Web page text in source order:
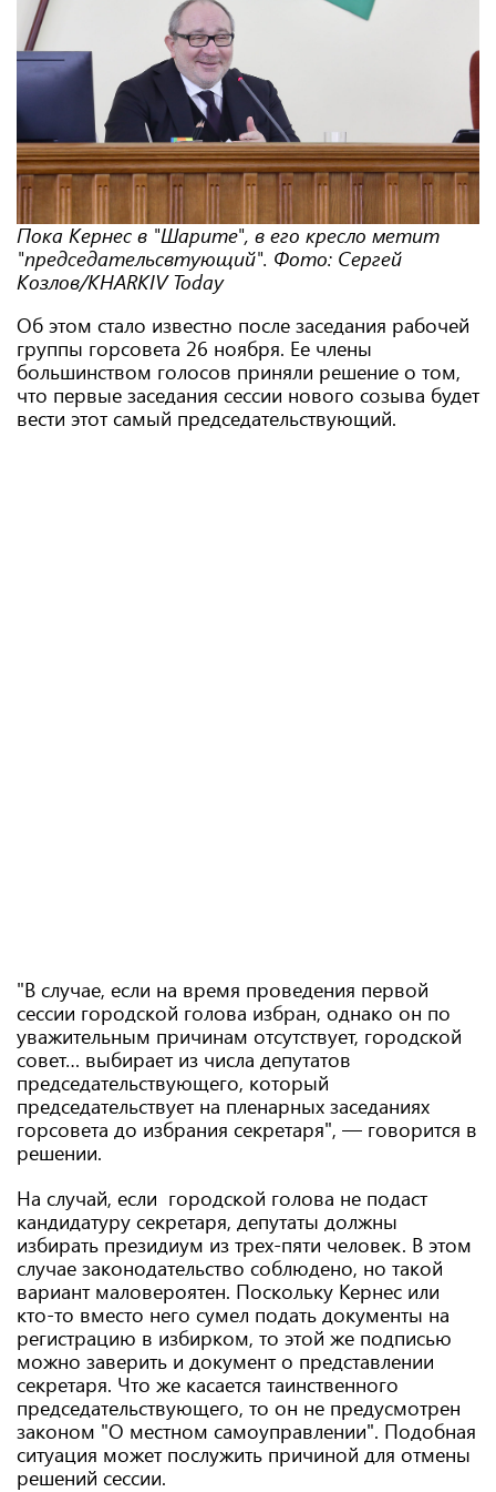
Пока Кернес в "Шарите", в его кресло метит
"председательсвтующий". Фото: Сергей
Козлов/KHARKIV Today
Об этом стало известно после заседания рабочей
группы горсовета 26 ноября. Ее члены
большинством голосов приняли решение о том,
что первые заседания сессии нового созыва будет
вести этот самый председательствующий.
"В случае, если на время проведения первой
сессии городской голова избран, однако он по
уважительным причинам отсутствует, городской
совет… выбирает из числа депутатов
председательствующего, который
председательствует на пленарных заседаниях
горсовета до избрания секретаря", — говорится в
решении.
На случай, если городской голова не подаст
кандидатуру секретаря, депутаты должны
избирать президиум из трех-пяти человек. В этом
случае законодательство соблюдено, но такой
вариант маловероятен. Поскольку Кернес или
кто-то вместо него сумел подать документы на
регистрацию в избирком, то этой же подписью
можно заверить и документ о представлении
секретаря. Что же касается таинственного
председательствующего, то он не предусмотрен
законом "О местном самоуправлении". Подобная
ситуация может послужить причиной для отмены
решений сессии.